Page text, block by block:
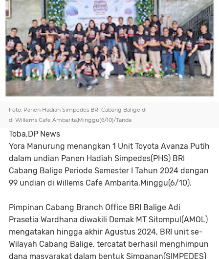
Foto: Panen Hadiah Simpedes BRI Cabang Balige di
di Willems Cafe Ambarita,Minggu(6/10)/Tanda
Toba,DP News
Yora Manurung menangkan 1 Unit Toyota Avanza Putih
dalam undian Panen Hadiah Simpedes(PHS) BRI
Cabang Balige Periode Semester I Tahun 2024 dengan
99 undian di Willems Cafe Ambarita,Minggu(6/10).
Pimpinan Cabang Branch Office BRI Balige Adi
Prasetia Wardhana diwakili Demak MT Sitompul(AMOL)
mengatakan hingga akhir Agustus 2024, BRI unit se-
Wilayah Cabang Balige, tercatat berhasil menghimpun
dana masyarakat dalam bentuk Simpanan(SIMPEDES)